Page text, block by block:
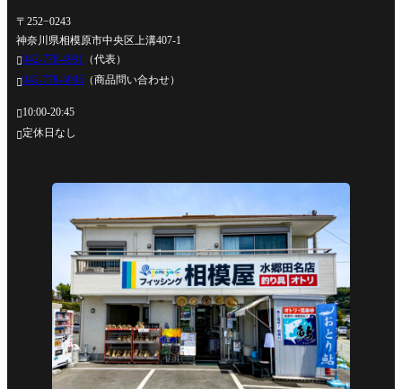
〒252−0243
神奈川県相模原市中央区上溝407-1
042-778-4991 （代表）
042-778-4995 （商品問い合わせ）
10:00-20:45
定休日なし